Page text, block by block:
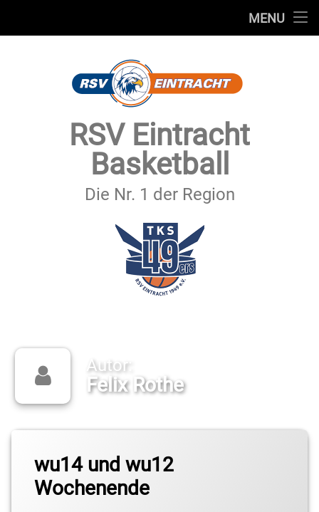
MENU
SECHSTER MANN
IMPRESSUM & DATENSCHUTZ
RSV Eintracht
Basketball
Die Nr. 1 der Region
Autor:
Felix Rothe
wu14 und wu12
Wochenende